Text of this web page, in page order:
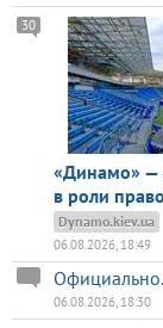
«Динамо» —
в роли
30
Dynamo.kiev.ua
06.08.2026, 18:49
06.08.2026, 18:30